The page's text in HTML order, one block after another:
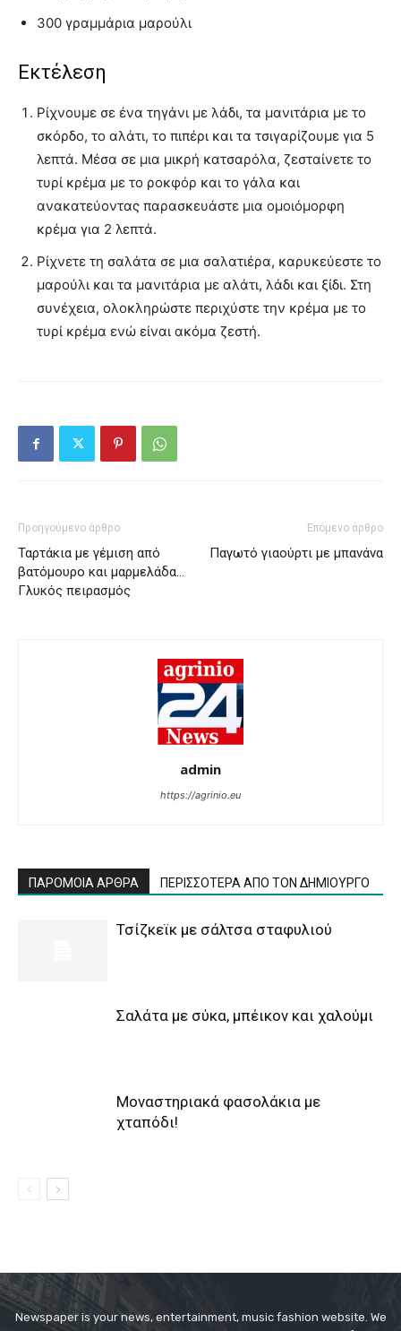
300 γραμμάρια μαρούλι
Εκτέλεση
Ρίχνουμε σε ένα τηγάνι με λάδι, τα μανιτάρια με το
σκόρδο, το αλάτι, το πιπέρι και τα τσιγαρίζουμε για 5
λεπτά. Μέσα σε μια μικρή κατσαρόλα, ζεσταίνετε το
τυρί κρέμα με το ροκφόρ και το γάλα και
ανακατεύοντας παρασκευάστε μια ομοιόμορφη
κρέμα για 2 λεπτά.
Ρίχνετε τη σαλάτα σε μια σαλατιέρα, καρυκεύεστε το
μαρούλι και τα μανιτάρια με αλάτι, λάδι και ξίδι. Στη
συνέχεια, ολοκληρώστε περιχύστε την κρέμα με το
τυρί κρέμα ενώ είναι ακόμα ζεστή.
Προηγούμενο άρθρο
Ταρτάκια με γέμιση από
βατόμουρο και μαρμελάδα…
Γλυκός πειρασμός
Επόμενο άρθρο
Παγωτό γιαούρτι με μπανάνα
admin
https://agrinio.eu
ΠΑΡΟΜΟΙΑ ΑΡΘΡΑ ΠΕΡΙΣΣΟΤΕΡΑ ΑΠΟ ΤΟΝ ΔΗΜΙΟΥΡΓΟ
Τσίζκεϊκ με σάλτσα σταφυλιού
Σαλάτα με σύκα, μπέικον και χαλούμι
Μοναστηριακά φασολάκια με
χταπόδι!
Newspaper is your news, entertainment, music fashion website. We